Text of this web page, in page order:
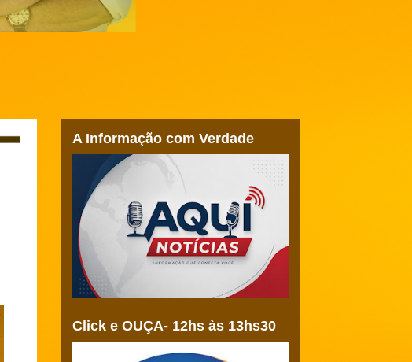
A Informação com Verdade
Click e OUÇA- 12hs às 13hs30